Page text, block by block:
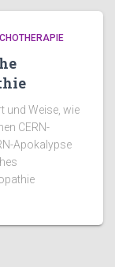
und Weise, wie
CERN-
Apokalypse